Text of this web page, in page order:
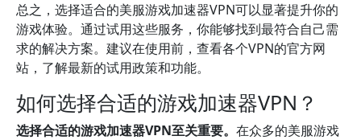
总之，选择适合的美服游戏加速器VPN可以显著提升你的
游戏体验。通过试用这些服务，你能够找到最符合自己需
求的解决方案。建议在使用前，查看各个VPN的官方网
站，了解最新的试用政策和功能。
如何选择合适的游戏加速器VPN？
选择合适的游戏加速器VPN至关重要。 在众多的美服游戏